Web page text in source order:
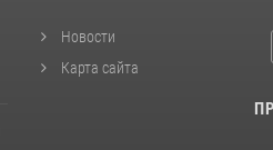
Новости
Карта сайта